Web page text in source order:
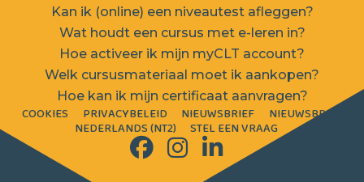
Kan ik (online) een niveautest afleggen?
Wat houdt een cursus met e-leren in?
Hoe activeer ik mijn myCLT account?
Welk cursusmateriaal moet ik aankopen?
Hoe kan ik mijn certificaat aanvragen?
COOKIES PRIVACYBELEID NIEUWSBRIEF NIEUWSBRIEF
NEDERLANDS (NT2) STEL EEN VRAAG